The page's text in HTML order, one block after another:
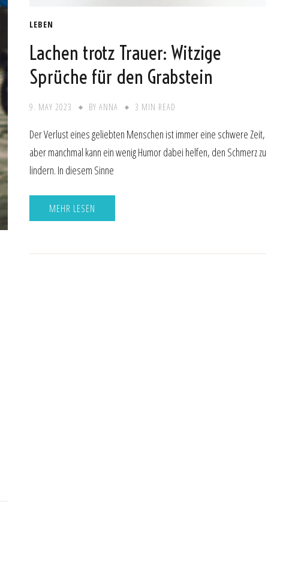
LEBEN
Lachen trotz Trauer: Witzige
Sprüche für den Grabstein
9. MAY 2023 BY ANNA 3 MIN READ
Der Verlust eines geliebten Menschen ist immer eine schwere Zeit,
aber manchmal kann ein wenig Humor dabei helfen, den Schmerz zu
lindern. In diesem Sinne
MEHR LESEN